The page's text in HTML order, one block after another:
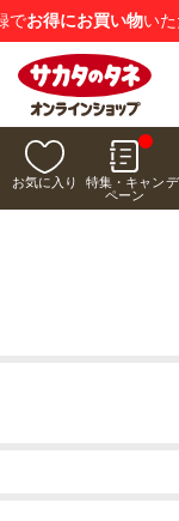
でお得にお買い物いた
お気に入り
特集・キャン
ペーン